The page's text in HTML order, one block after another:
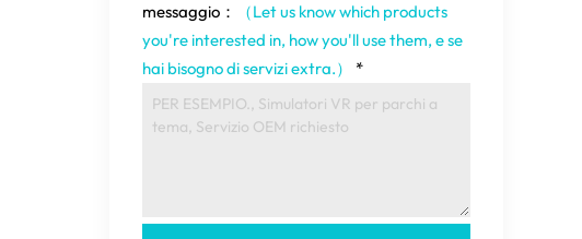
messaggio：
（Let us know which products
you're interested in, how you'll use them, e se
hai bisogno di servizi extra.）
*